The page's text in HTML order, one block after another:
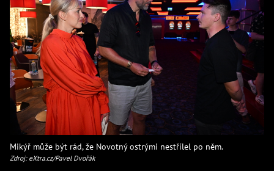
Mikýř může být rád, že Novotný ostrými nestřílel po něm.
Zdroj: eXtra.cz/Pavel Dvořák